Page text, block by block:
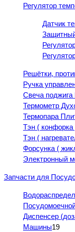
Регулятор
Датчик
Решётки,
Ручка
Свеча
Термометр
Термопара
Тэн (
Тэн (
Форсунка (
Электронный
Запчасти для
Диспенсер
Машины19